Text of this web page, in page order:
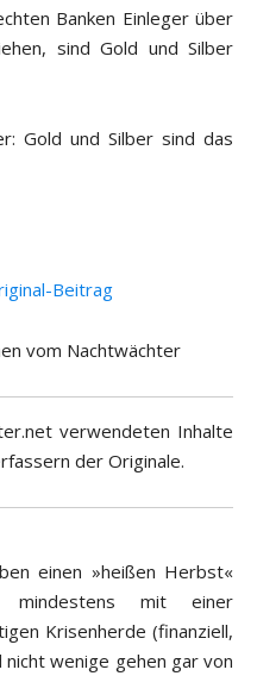
Banken Einleger über
sind Gold und Silber
Gold und Silber sind das
Beitrag
vom Nachtwächter
verwendeten Inhalte
der Originale.
einen »heißen Herbst«
mindestens mit einer
Krisenherde (finanziell,
wenige gehen gar von